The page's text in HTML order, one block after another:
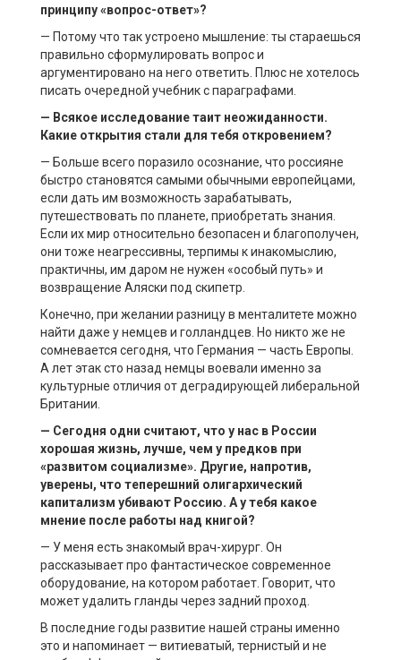
принципу «вопрос-ответ»?
— Потому что так устроено мышление: ты стараешься
правильно сформулировать вопрос и
аргументировано на него ответить. Плюс не хотелось
писать очередной учебник с параграфами.
— Всякое исследование таит неожиданности.
Какие открытия стали для тебя откровением?
— Больше всего поразило осознание, что россияне
быстро становятся самыми обычными европейцами,
если дать им возможность зарабатывать,
путешествовать по планете, приобретать знания.
Если их мир относительно безопасен и благополучен,
они тоже неагрессивны, терпимы к инакомыслию,
практичны, им даром не нужен «особый путь» и
возвращение Аляски под скипетр.
Конечно, при желании разницу в менталитете можно
найти даже у немцев и голландцев. Но никто же не
сомневается сегодня, что Германия — часть Европы.
А лет этак сто назад немцы воевали именно за
культурные отличия от деградирующей либеральной
Британии.
— Сегодня одни считают, что у нас в России
хорошая жизнь, лучше, чем у предков при
«развитом социализме». Другие, напротив,
уверены, что теперешний олигархический
капитализм убивают Россию. А у тебя какое
мнение после работы над книгой?
— У меня есть знакомый врач-хирург. Он
рассказывает про фантастическое современное
оборудование, на котором работает. Говорит, что
может удалить гланды через задний проход.
В последние годы развитие нашей страны именно
это и напоминает — витиеватый, тернистый и не